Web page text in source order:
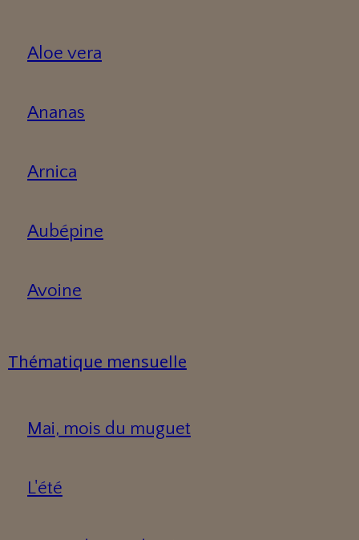
Aloe vera
Ananas
Arnica
Aubépine
Avoine
Thématique mensuelle
Mai, mois du muguet
L'été